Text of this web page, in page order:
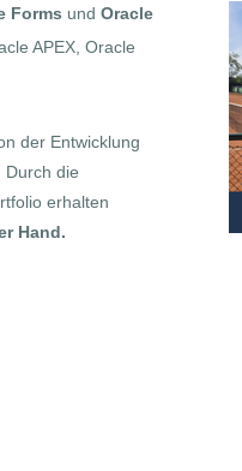
Forms und Oracle
APEX, Oracle
der Entwicklung
Durch die
erhalten
Hand.